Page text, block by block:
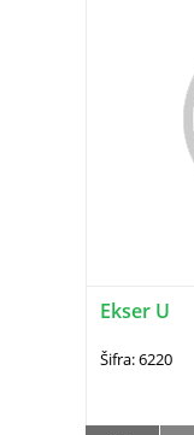
Ekser U
Šifra: 6220